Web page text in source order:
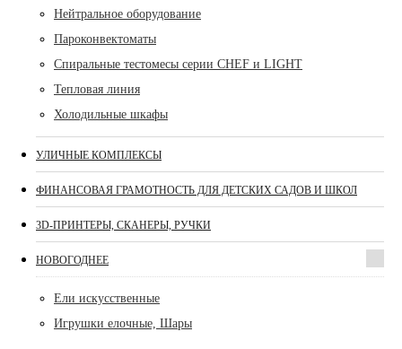
Нейтральное оборудование
Пароконвектоматы
Спиральные тестомесы серии CHEF и LIGHT
Тепловая линия
Холодильные шкафы
УЛИЧНЫЕ КОМПЛЕКСЫ
ФИНАНСОВАЯ ГРАМОТНОСТЬ ДЛЯ ДЕТСКИХ САДОВ И ШКОЛ
3D-ПРИНТЕРЫ, СКАНЕРЫ, РУЧКИ
НОВОГОДНЕЕ
Ели искусственные
Игрушки елочные, Шары